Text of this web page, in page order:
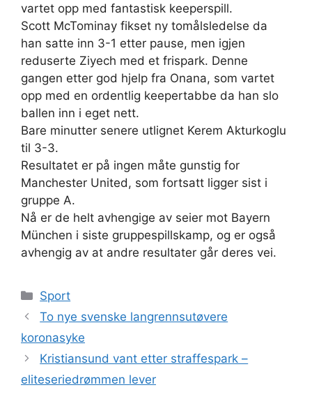
vartet opp med fantastisk keeperspill.
Scott McTominay fikset ny tomålsledelse da
han satte inn 3-1 etter pause, men igjen
reduserte Ziyech med et frispark. Denne
gangen etter god hjelp fra Onana, som vartet
opp med en ordentlig keepertabbe da han slo
ballen inn i eget nett.
Bare minutter senere utlignet Kerem Akturkoglu
til 3-3.
Resultatet er på ingen måte gunstig for
Manchester United, som fortsatt ligger sist i
gruppe A.
Nå er de helt avhengige av seier mot Bayern
München i siste gruppespillskamp, og er også
avhengig av at andre resultater går deres vei.
Kategorier
Sport
To nye svenske langrennsutøvere
koronasyke
Kristiansund vant etter straffespark –
eliteseriedrømmen lever